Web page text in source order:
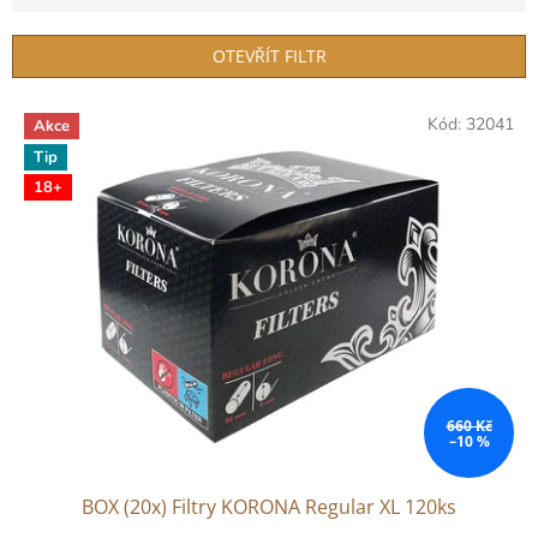
í
r
o
d
OTEVŘÍT FILTR
V
p
Akce
Tip
18+
660 Kč
–10 %
BOX (20x) Filtry KORONA Regular XL 120ks
Kód: 32041